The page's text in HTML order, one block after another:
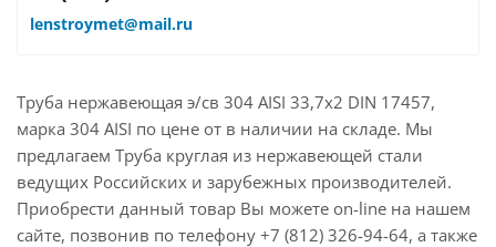
lenstroymet@mail.ru
Труба нержавеющая э/св 304 AISI 33,7х2 DIN 17457,
марка 304 AISI по цене от в наличии на складе. Мы
предлагаем Труба круглая из нержавеющей стали
ведущих Российских и зарубежных производителей.
Приобрести данный товар Вы можете on-line на нашем
сайте, позвонив по телефону +7 (812) 326-94-64, а также